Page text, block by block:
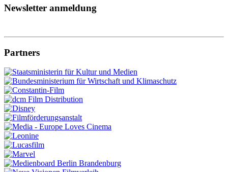
Newsletter anmeldung
Partners